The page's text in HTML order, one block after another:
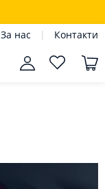
За нас Контакти